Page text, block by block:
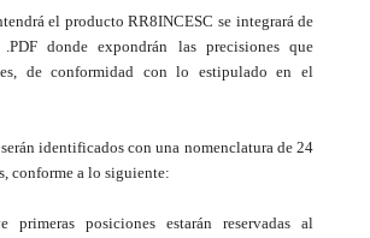
el producto RR8INCESC se integrará de
donde expondrán las precisiones que
de conformidad con lo estipulado en el
identificados con una nomenclatura de 24
conforme a lo siguiente:
primeras posiciones estarán reservadas al